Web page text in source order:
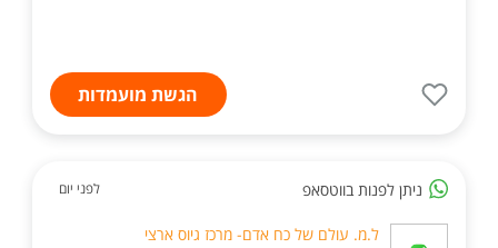
הגשת מועמדות
ניתן לפנות בווטסאפ לפני יום
ל.מ. עולם של כח אדם- מרכז גיוס ארצי